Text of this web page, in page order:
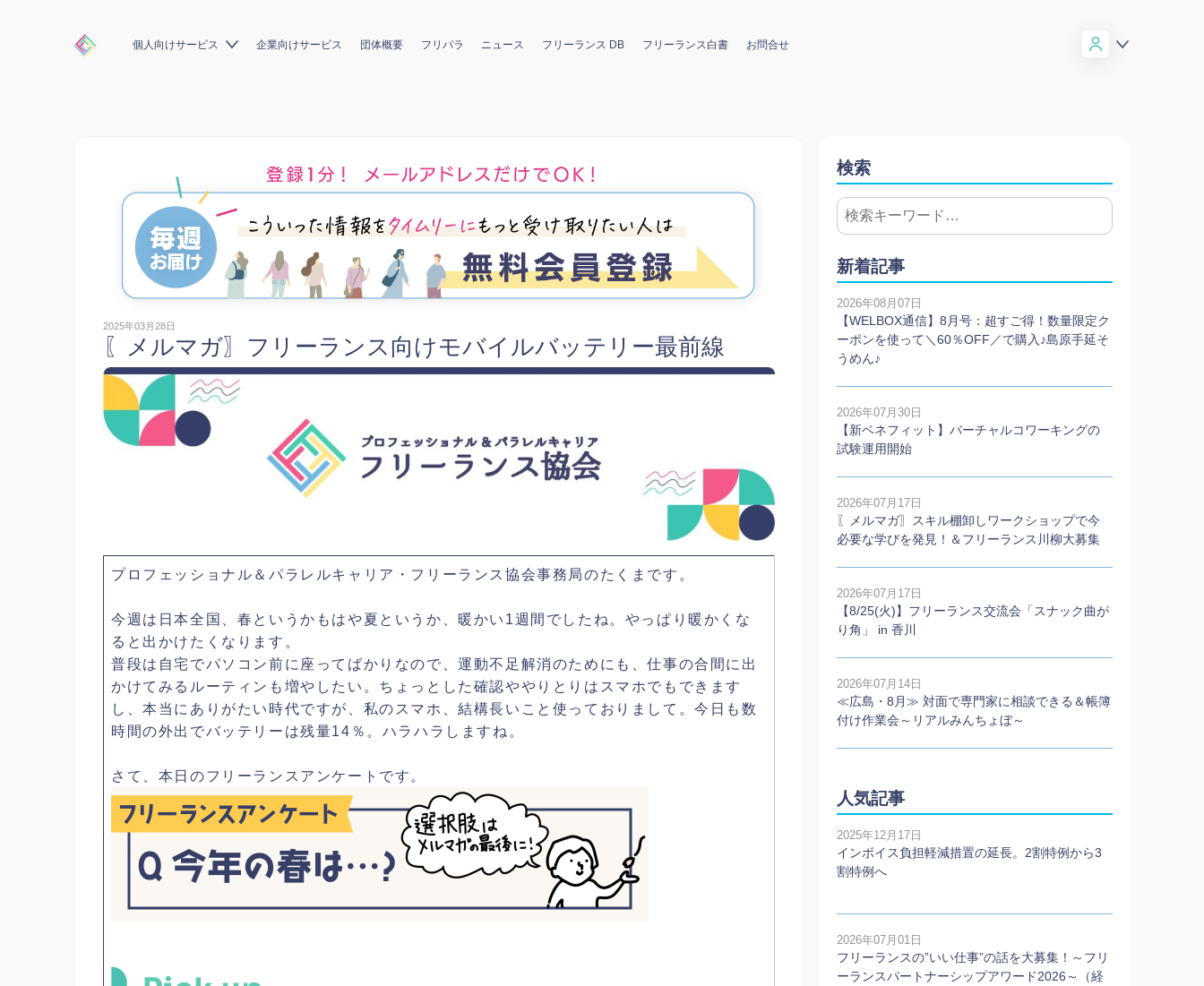
個人向けサービス 企業向けサービス 団体概要 フリパラ ニュース フリーランス DB フリーランス白書 お問合せ
2025年03月28日
〖メルマガ〗フリーランス向けモバイルバッテリー最前線
プロフェッショナル＆パラレルキャリア・フリーランス協会事務局のたくまです。
今週は日本全国、春というかもはや夏というか、暖かい1週間でしたね。やっぱり暖かくな
ると出かけたくなります。
普段は自宅でパソコン前に座ってばかりなので、運動不足解消のためにも、仕事の合間に出
かけてみるルーティンも増やしたい。ちょっとした確認ややりとりはスマホでもできます
し、本当にありがたい時代ですが、私のスマホ、結構長いこと使っておりまして。今日も数
時間の外出でバッテリーは残量14％。ハラハラしますね。
さて、本日のフリーランスアンケートです。
検索
新着記事
2026年08月07日
【WELBOX通信】8月号：超すご得！数量限定ク
ーポンを使って＼60％OFF／で購入♪島原手延そ
うめん♪
2026年07月30日
【新ベネフィット】バーチャルコワーキングの
試験運用開始
2026年07月17日
〖メルマガ〗スキル棚卸しワークショップで今
必要な学びを発見！＆フリーランス川柳大募集
2026年07月17日
【8/25(火)】フリーランス交流会「スナック曲が
り角」 in 香川
2026年07月14日
≪広島・8月≫ 対面で専門家に相談できる＆帳簿
付け作業会～リアルみんちょぼ～
人気記事
2025年12月17日
インボイス負担軽減措置の延長。2割特例から3
割特例へ
2026年07月01日
フリーランスの”いい仕事”の話を大募集！～フリ
ーランスパートナーシップアワード2026～（経